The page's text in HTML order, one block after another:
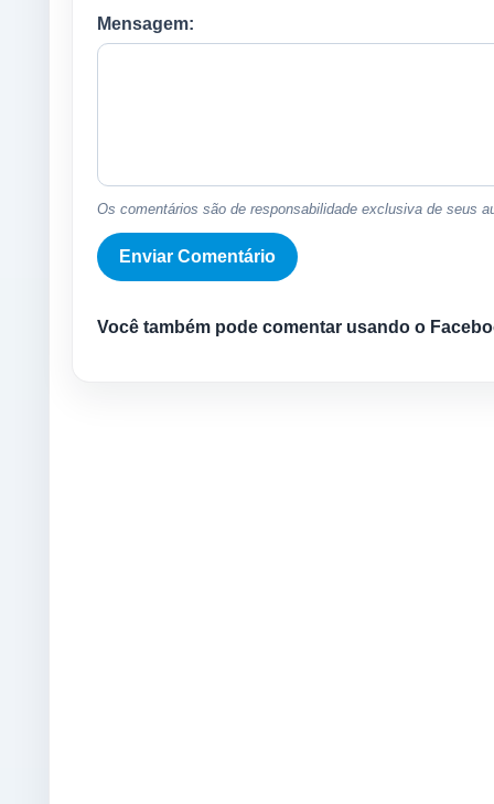
Mensagem:
Os comentários são de responsabilidade exclusiva de seus
Você também pode comentar usando o